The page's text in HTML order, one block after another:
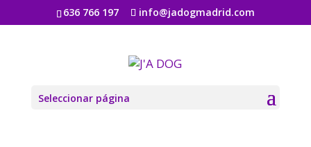
636 766 197 info@jadogmadrid.com
Seleccionar página
produce-09